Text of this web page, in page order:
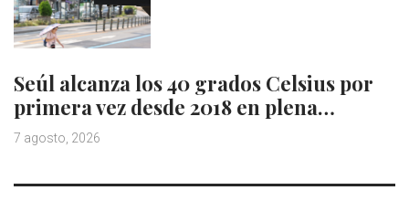
Seúl alcanza los 40 grados Celsius por
primera vez desde 2018 en plena…
7 agosto, 2026